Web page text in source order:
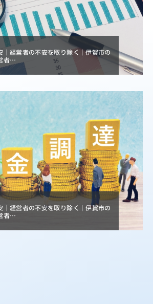
｜経営者の不安を取り除く｜伊賀市の
者…
｜経営者の不安を取り除く｜伊賀市の
者…